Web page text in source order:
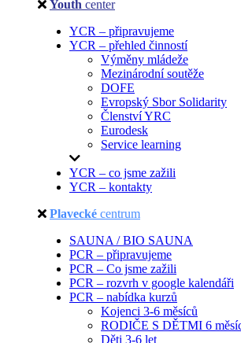
Youth center
YCR – připravujeme
YCR – přehled činností
Výměny mládeže
Mezinárodní soutěže
DOFE
Evropský Sbor Solidarity
Členství YRC
Eurodesk
Service learning
YCR – co jsme zažili
YCR – kontakty
Plavecké centrum
SAUNA / BIO SAUNA
PCR – připravujeme
PCR – Co jsme zažili
PCR – rozvrh v google kalendáři
PCR – nabídka kurzů
Kojenci 3-6 měsíců
RODIČE S DĚTMI 6
Děti 3-6 let